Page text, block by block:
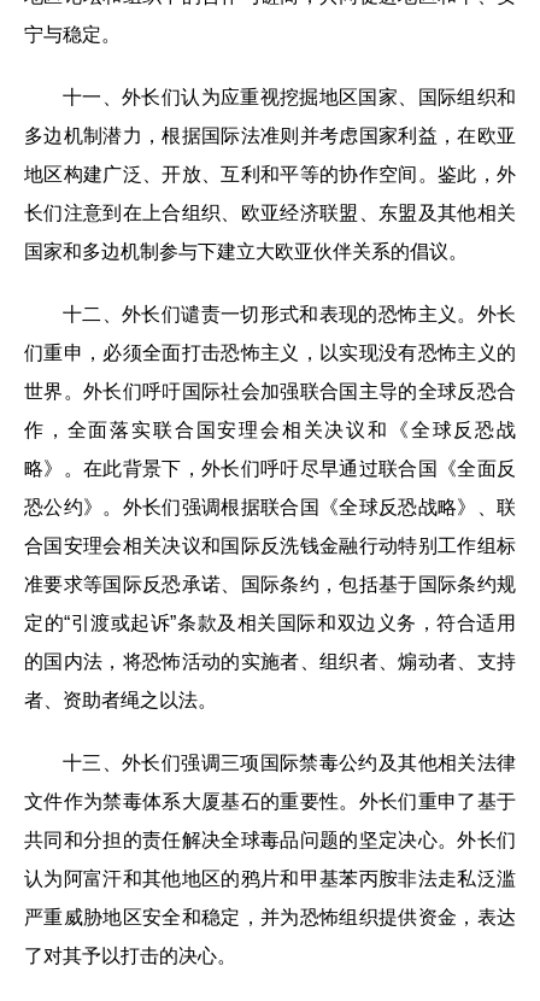
宁与稳定。
十一、外长们认为应重视挖掘地区国家、国际组织和
多边机制潜力，根据国际法准则并考虑国家利益，在欧亚
地区构建广泛、开放、互利和平等的协作空间。鉴此，外
长们注意到在上合组织、欧亚经济联盟、东盟及其他相关
国家和多边机制参与下建立大欧亚伙伴关系的倡议。
十二、外长们谴责一切形式和表现的恐怖主义。外长
们重申，必须全面打击恐怖主义，以实现没有恐怖主义的
世界。外长们呼吁国际社会加强联合国主导的全球反恐合
作，全面落实联合国安理会相关决议和《全球反恐战
略》。在此背景下，外长们呼吁尽早通过联合国《全面反
恐公约》。外长们强调根据联合国《全球反恐战略》、联
合国安理会相关决议和国际反洗钱金融行动特别工作组标
准要求等国际反恐承诺、国际条约，包括基于国际条约规
定的“引渡或起诉”条款及相关国际和双边义务，符合适用
的国内法，将恐怖活动的实施者、组织者、煽动者、支持
者、资助者绳之以法。
十三、外长们强调三项国际禁毒公约及其他相关法律
文件作为禁毒体系大厦基石的重要性。外长们重申了基于
共同和分担的责任解决全球毒品问题的坚定决心。外长们
认为阿富汗和其他地区的鸦片和甲基苯丙胺非法走私泛滥
严重威胁地区安全和稳定，并为恐怖组织提供资金，表达
了对其予以打击的决心。